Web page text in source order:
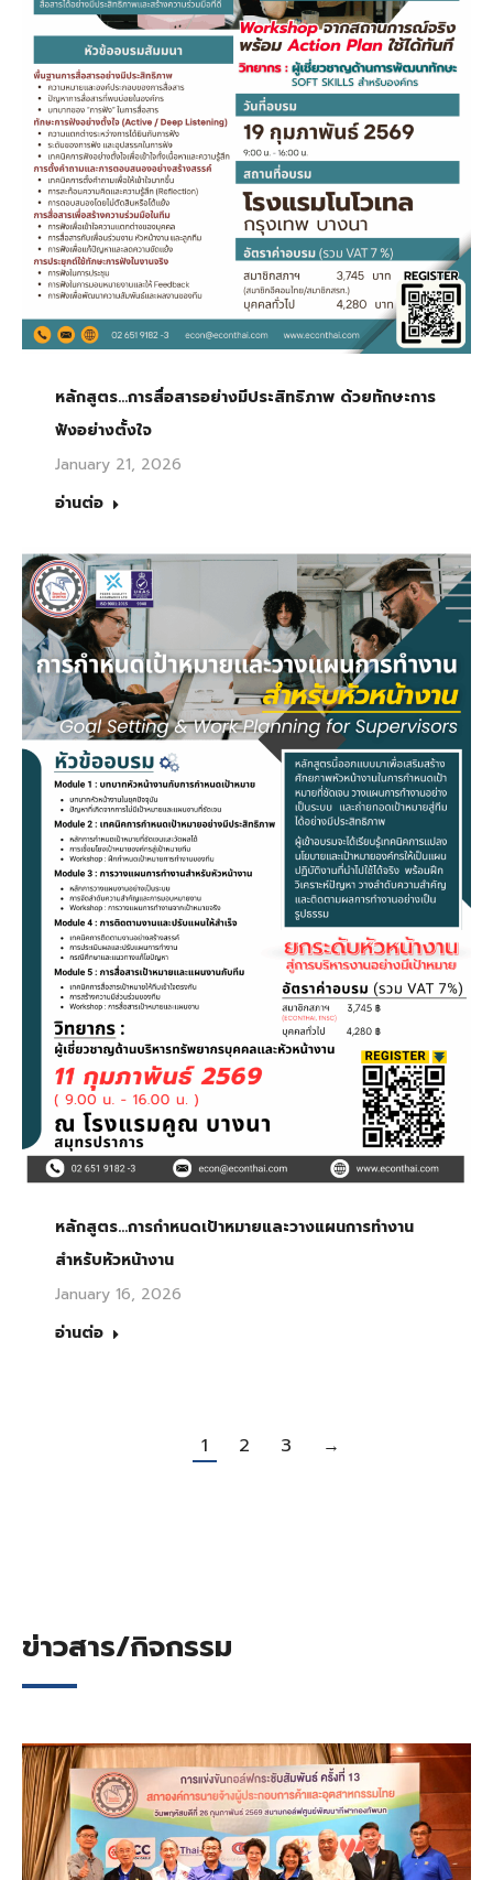
หลักสูตร…การสื่อสารอย่างมีประสิทธิภาพ ด้วยทักษะการ
ฟังอย่างตั้งใจ
January 21, 2026
อ่านต่อ
หลักสูตร…การกำหนดเป้าหมายและวางแผนการทำงาน
สำหรับหัวหน้างาน
January 16, 2026
อ่านต่อ
1 2 3 →
ข่าวสาร/กิจกรรม